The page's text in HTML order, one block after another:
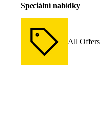
Speciální nabídky
All Offers